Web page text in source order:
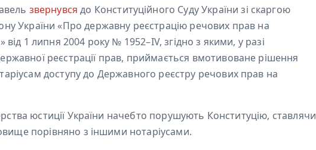
звернувся до Конституційного Суду України зі скаргою
України «Про державну реєстрацію речових прав на
1 липня 2004 року № 1952–IV, згідно з якими, у разі
реєстрації прав, приймається вмотивоване рішення
доступу до Державного реєстру речових прав на
юстиції України начебто порушують Конституцію, ставлячи
порівняно з іншими нотаріусами.